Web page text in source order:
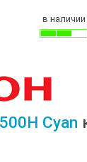
в наличии
Cyan